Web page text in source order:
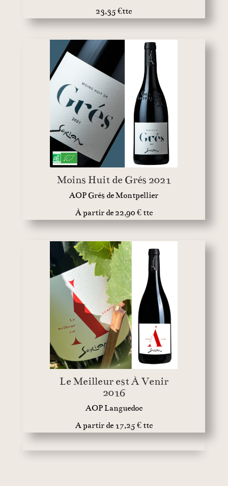
23,35 €ttc
Moins Huit de Grés 2021
AOP Grés de Montpellier
À partir de 22,90 € ttc
Le Meilleur est À Venir
2016
AOP Languedoc
A partir de 17,25 € ttc